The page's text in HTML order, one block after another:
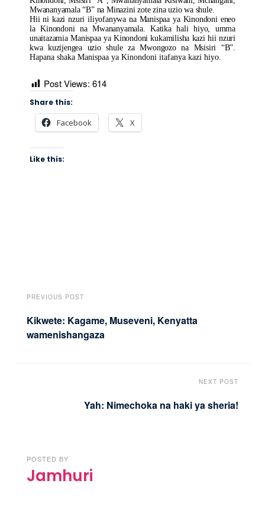
Mwananyamala “B” na Minazini zote zina uzio wa shule.
Hii ni kazi nzuri iliyofanywa na Manispaa ya Kinondoni eneo
la Kinondoni na Mwananyamala. Katika hali hiyo, umma
unaitazamia Manispaa ya Kinondoni kukamilisha kazi hii nzuri
kwa kuzijengea uzio shule za Mwongozo na Msisiri “B”.
Hapana shaka Manispaa ya Kinondoni itafanya kazi hiyo.
Post Views: 614
Share this:
Facebook X
Like this:
PREVIOUS POST
Kikwete: Kagame, Museveni, Kenyatta
wamenishangaza
NEXT POST
Yah: Nimechoka na haki ya sheria!
POSTED BY
Jamhuri